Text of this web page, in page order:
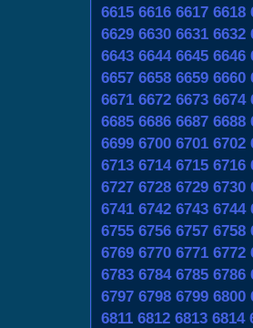
6615 6616 6617 6618
6629 6630 6631 6632
6643 6644 6645 6646
6657 6658 6659 6660
6671 6672 6673 6674
6685 6686 6687 6688
6699 6700 6701 6702
6713 6714 6715 6716
6727 6728 6729 6730
6741 6742 6743 6744
6755 6756 6757 6758
6769 6770 6771 6772
6783 6784 6785 6786
6797 6798 6799 6800
6811 6812 6813 6814